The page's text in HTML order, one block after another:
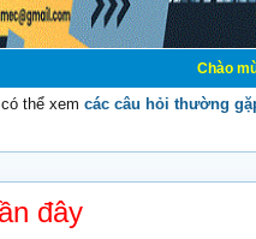
Chào mừng các
thể xem các câu hỏi thường
đây